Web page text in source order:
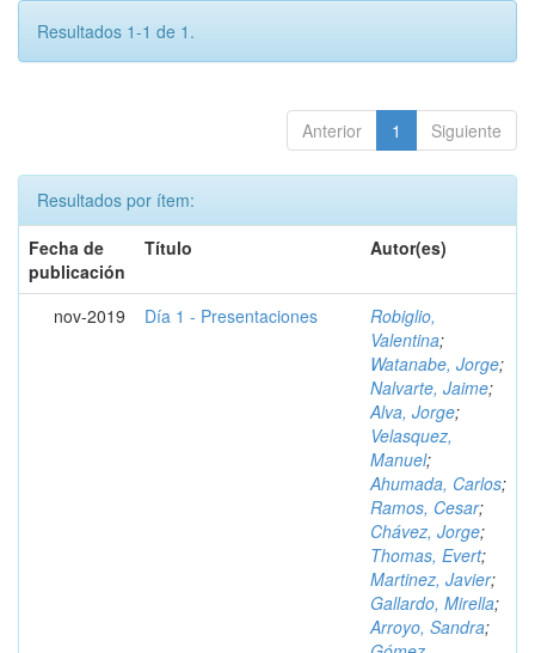
Resultados 1-1 de 1.
Anterior 1 Siguiente
Resultados por ítem:
Fecha de
publicación
Título Autor(es)
nov-2019 Día 1 - Presentaciones
Robiglio,
Valentina;
Watanabe, Jorge;
Nalvarte, Jaime;
Alva, Jorge;
Velasquez,
Manuel;
Ahumada, Carlos;
Ramos, Cesar;
Chávez, Jorge;
Thomas, Evert;
Martinez, Javier;
Gallardo, Mirella;
Arroyo, Sandra;